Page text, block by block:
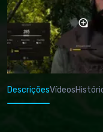
DescriçõesVídeos